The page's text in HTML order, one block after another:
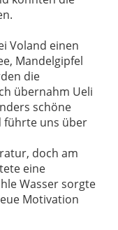
Voland einen
Mandelgipfel
die
übernahm Ueli
schöne
führte uns über
doch am
eine
Wasser sorgte
Motivation